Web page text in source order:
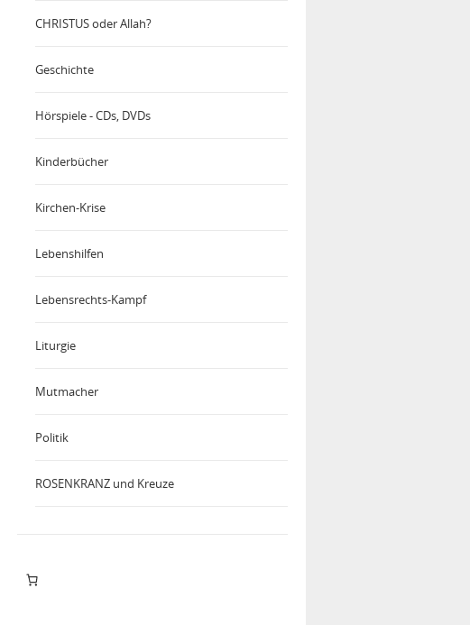
CHRISTUS oder Allah?
Geschichte
Hörspiele - CDs, DVDs
Kinderbücher
Kirchen-Krise
Lebenshilfen
Lebensrechts-Kampf
Liturgie
Mutmacher
Politik
ROSENKRANZ und Kreuze